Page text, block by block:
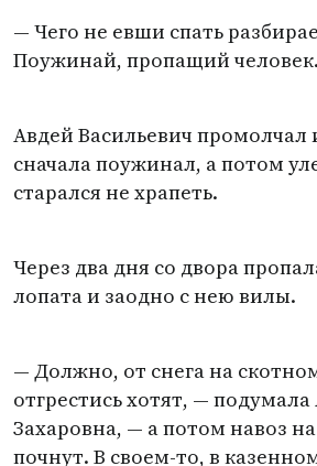
— Чего не евши спать
Поужинай, пропащий человек.
Авдей Васильевич промолчал
сначала поужинал, а потом
старался не храпеть.
Через два дня со двора
лопата и заодно с нею вилы.
— Должно, от снега на
отгрестись хотят, — подумала
Захаровна, — а потом навоз
почнут. В своем-то, в